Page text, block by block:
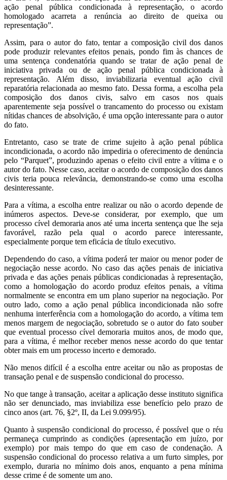
ação penal pública condicionada à representação, o acordo
homologado acarreta a renúncia ao direito de queixa ou
representação”.
Assim, para o autor do fato, tentar a composição civil dos danos
pode produzir relevantes efeitos penais, pondo fim às chances de
uma sentença condenatória quando se tratar de ação penal de
iniciativa privada ou de ação penal pública condicionada à
representação. Além disso, inviabilizaria eventual ação civil
reparatória relacionada ao mesmo fato. Dessa forma, a escolha pela
composição dos danos civis, salvo em casos nos quais
aparentemente seja possível o trancamento do processo ou existam
nítidas chances de absolvição, é uma opção interessante para o autor
do fato.
Entretanto, caso se trate de crime sujeito à ação penal pública
incondicionada, o acordo não impediria o oferecimento de denúncia
pelo “Parquet”, produzindo apenas o efeito civil entre a vítima e o
autor do fato. Nesse caso, aceitar o acordo de composição dos danos
civis teria pouca relevância, demonstrando-se como uma escolha
desinteressante.
Para a vítima, a escolha entre realizar ou não o acordo depende de
inúmeros aspectos. Deve-se considerar, por exemplo, que um
processo cível demoraria anos até uma incerta sentença que lhe seja
favorável, razão pela qual o acordo parece interessante,
especialmente porque tem eficácia de título executivo.
Dependendo do caso, a vítima poderá ter maior ou menor poder de
negociação nesse acordo. No caso das ações penais de iniciativa
privada e das ações penais públicas condicionadas à representação,
como a homologação do acordo produz efeitos penais, a vítima
normalmente se encontra em um plano superior na negociação. Por
outro lado, como a ação penal pública incondicionada não sofre
nenhuma interferência com a homologação do acordo, a vítima tem
menos margem de negociação, sobretudo se o autor do fato souber
que eventual processo cível demoraria muitos anos, de modo que,
para a vítima, é melhor receber menos nesse acordo do que tentar
obter mais em um processo incerto e demorado.
Não menos difícil é a escolha entre aceitar ou não as propostas de
transação penal e de suspensão condicional do processo.
No que tange à transação, aceitar a aplicação desse instituto significa
não ser denunciado, mas inviabiliza esse benefício pelo prazo de
cinco anos (art. 76, §2º, II, da Lei 9.099/95).
Quanto à suspensão condicional do processo, é possível que o réu
permaneça cumprindo as condições (apresentação em juízo, por
exemplo) por mais tempo do que em caso de condenação. A
suspensão condicional do processo relativa a um furto simples, por
exemplo, duraria no mínimo dois anos, enquanto a pena mínima
desse crime é de somente um ano.